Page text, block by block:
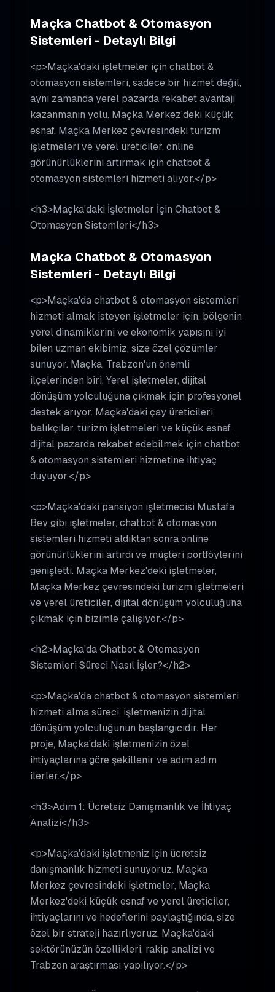
Maçka Chatbot & Otomasyon
Sistemleri - Detaylı Bilgi
<p>Maçka'daki işletmeler için chatbot &
otomasyon sistemleri, sadece bir hizmet değil,
aynı zamanda yerel pazarda rekabet avantajı
kazanmanın yolu. Maçka Merkez'deki küçük
esnaf, Maçka Merkez çevresindeki turizm
işletmeleri ve yerel üreticiler, online
görünürlüklerini artırmak için chatbot &
otomasyon sistemleri hizmeti alıyor.</p>
<h3>Maçka'daki İşletmeler İçin Chatbot &
Otomasyon Sistemleri</h3>
Maçka Chatbot & Otomasyon
Sistemleri - Detaylı Bilgi
<p>Maçka'da chatbot & otomasyon sistemleri
hizmeti almak isteyen işletmeler için, bölgenin
yerel dinamiklerini ve ekonomik yapısını iyi
bilen uzman ekibimiz, size özel çözümler
sunuyor. Maçka, Trabzon'un önemli
ilçelerinden biri. Yerel işletmeler, dijital
dönüşüm yolculuğuna çıkmak için profesyonel
destek arıyor. Maçka'daki çay üreticileri,
balıkçılar, turizm işletmeleri ve küçük esnaf,
dijital pazarda rekabet edebilmek için chatbot
& otomasyon sistemleri hizmetine ihtiyaç
duyuyor.</p>
<p>Maçka'daki pansiyon işletmecisi Mustafa
Bey gibi işletmeler, chatbot & otomasyon
sistemleri hizmeti aldıktan sonra online
görünürlüklerini artırdı ve müşteri portföylerini
genişletti. Maçka Merkez'deki işletmeler,
Maçka Merkez çevresindeki turizm işletmeleri
ve yerel üreticiler, dijital dönüşüm yolculuğuna
çıkmak için bizimle çalışıyor.</p>
<h2>Maçka'da Chatbot & Otomasyon
Sistemleri Süreci Nasıl İşler?</h2>
<p>Maçka'da chatbot & otomasyon sistemleri
hizmeti alma süreci, işletmenizin dijital
dönüşüm yolculuğunun başlangıcıdır. Her
proje, Maçka'daki işletmenizin özel
ihtiyaçlarına göre şekillenir ve adım adım
ilerler.</p>
<h3>Adım 1: Ücretsiz Danışmanlık ve İhtiyaç
Analizi</h3>
<p>Maçka'daki işletmeniz için ücretsiz
danışmanlık hizmeti sunuyoruz. Maçka
Merkez çevresindeki işletmeler, Maçka
Merkez'deki küçük esnaf ve yerel üreticiler,
ihtiyaçlarını ve hedeflerini paylaştığında, size
özel bir strateji hazırlıyoruz. Maçka'daki
sektörünüzün özellikleri, rakip analizi ve
Trabzon araştırması yapılıyor.</p>